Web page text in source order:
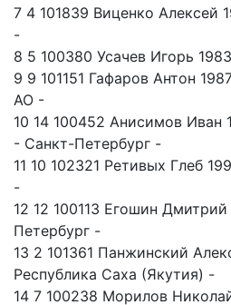
7 4 101839 Виценко Алексей
-
8 5 100380 Усачев Игорь
9 9 101151 Гафаров Антон
АО -
10 14 100452 Анисимов Иван
- Санкт-Петербург -
11 10 102321 Ретивых Глеб
-
12 12 100113 Егошин
Петербург -
13 2 101361 Панжинский
Республика Саха (Якутия) -
14 7 100238 Морилов